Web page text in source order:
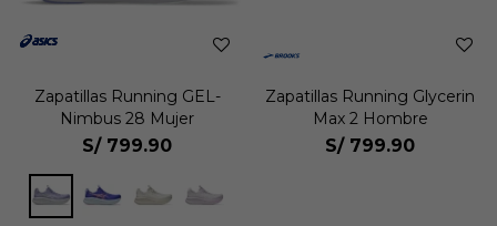
Zapatillas Running GEL-
Nimbus 28 Mujer
S/ 799.90
Zapatillas Running Glycerin
Max 2 Hombre
S/ 799.90